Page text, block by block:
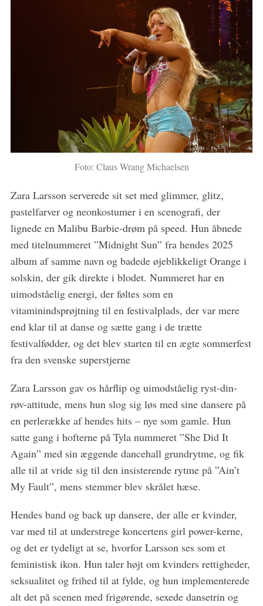
Foto: Claus Wrang Michaelsen
Zara Larsson serverede sit set med glimmer, glitz,
pastelfarver og neonkostumer i en scenografi, der
lignede en Malibu Barbie-drøm på speed. Hun åbnede
med titelnummeret ”Midnight Sun” fra hendes 2025
album af samme navn og badede øjeblikkeligt Orange i
solskin, der gik direkte i blodet. Nummeret har en
uimodståelig energi, der føltes som en
vitaminindsprøjtning til en festivalplads, der var mere
end klar til at danse og sætte gang i de trætte
festivalfødder, og det blev starten til en ægte sommerfest
fra den svenske superstjerne
Zara Larsson gav os hårflip og uimodståelig ryst-din-
røv-attitude, mens hun slog sig løs med sine dansere på
en perlerække af hendes hits – nye som gamle. Hun
satte gang i hofterne på Tyla nummeret ”She Did It
Again” med sin æggende dancehall grundrytme, og fik
alle til at vride sig til den insisterende rytme på ”Ain’t
My Fault”, mens stemmer blev skrålet hæse.
Hendes band og back up dansere, der alle er kvinder,
var med til at understrege koncertens girl power-kerne,
og det er tydeligt at se, hvorfor Larsson ses som et
feministisk ikon. Hun taler højt om kvinders rettigheder,
seksualitet og frihed til at fylde, og hun implementerede
alt det på scenen med frigørende, sexede dansetrin og
S
e
r
h
f
o
: